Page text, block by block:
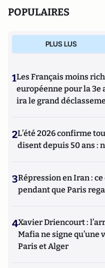
POPULAIRES
PLUS LUS
1Les Français moins
européenne pour la 3e
ira le grand
2L’été 2026 confirme
disent depuis 50 ans :
3Répression en Iran :
pendant que Paris
4Xavier Driencourt :
Mafia ne signe
Paris et Alger